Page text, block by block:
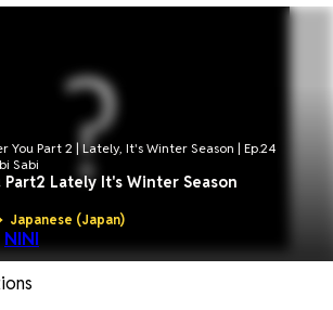
You Part 2 | Lately, It's Winter Season | Ep.24
Sabi
Part2 Lately It's Winter Season
Japanese (Japan)
NINI